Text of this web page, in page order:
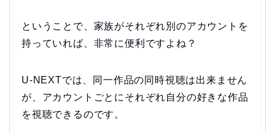
ということで、家族がそれぞれ別のアカウントを
持っていれば、非常に便利ですよね？
U-NEXTでは、同一作品の同時視聴は出来ません
が、アカウントごとにそれぞれ自分の好きな作品
を視聴できるのです。